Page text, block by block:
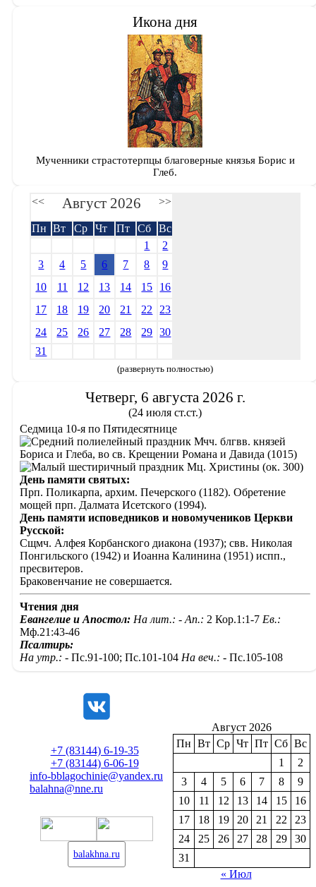
Икона дня
Мученники страстотерпцы благоверные князья Борис и
Глеб.
<< Август 2026 >>
Пн Вт Ср Чт Пт Сб
Вс
1
2
3
4 5 6 7 8
9
10
11 12 13 14 15
16
17
18 19 20 21 22
23
24
25 26 27 28 29
30
31
(развернуть полностью)
Четверг, 6 августа 2026 г.
(24 июля ст.ст.)
Седмица 10-я по Пятидесятнице
Мчч. блгвв. князей
Бориса и Глеба, во св. Крещении Романа и Давида (1015)
Мц. Христины (ок. 300)
День памяти святых:
Прп. Поликарпа, архим. Печерского (1182). Обретение
мощей прп. Далмата Исетского (1994).
День памяти исповедников и новомучеников Церкви
Русской:
Сщмч. Алфея Корбанского диакона (1937); свв. Николая
Понгильского (1942) и Иоанна Калинина (1951) испп.,
пресвитеров.
Браковенчание не совершается.
Чтения дня
Евангелие и Апостол: На лит.: - Ап.: 2 Кор.1:1-7 Ев.:
Мф.21:43-46
Псалтирь:
На утр.: - Пс.91-100; Пс.101-104 На веч.: - Пс.105-108
+7 (83144) 6-19-35
+7 (83144) 6-06-19
info-bblagochinie@yandex.ru
balahna@nne.ru
balakhna.ru
Август 2026
Пн Вт Ср Чт Пт Сб Вс
1
2
3
4 5 6 7 8
9
10
11 12 13 14 15
16
17
18 19 20 21 22
23
24
25 26 27 28 29
30
31
« Июл